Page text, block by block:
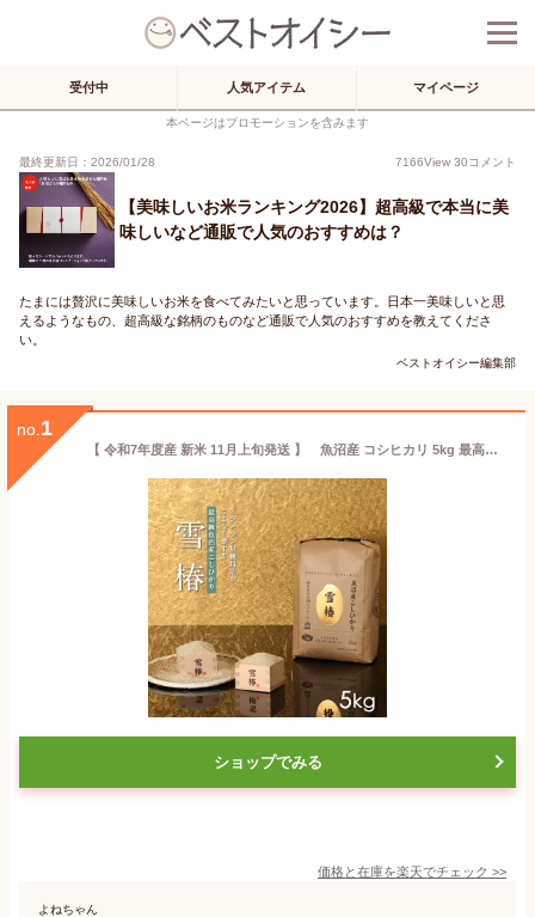
受付中 人気アイテム マイページ
本ページはプロモーションを含みます
最終更新日：2026/01/28 7166View 30コメント
【美味しいお米ランキング2026】超高級で本当に美
味しいなど通販で人気のおすすめは？
たまには贅沢に美味しいお米を食べてみたいと思っています。日本一美味しいと思
えるようなもの、超高級な銘柄のものなど通販で人気のおすすめを教えてくださ
い。
ベストオイシー編集部
no. 1
【 令和7年度産 新米 11月上旬発送 】 魚沼産 コシヒカリ 5kg 最高級 最高金賞 金賞受賞 【 雪椿 】「 ブランド米 ミシュラン店御用達 贈答用 新潟県産 令和4年産 最高級米 特別栽培米 お米 ギフト 内祝い お歳暮 結婚内祝い 御誕生日 御祝 送料無料 のし 希少米 」
ショップでみる
価格と在庫を楽天でチェック >>
よねちゃん